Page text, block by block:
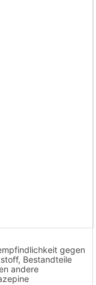
gegen
Bestandteile
andere